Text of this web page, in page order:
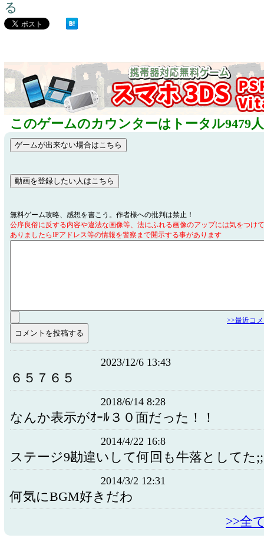
る
このゲームのカウンターはトータル9479
無料ゲーム攻略、感想を書こう。作者様への批判は禁止！
公序良俗に反する内容や違法な画像等、法にふれる画像のアップには気をつけ
ありましたらIPアドレス等の情報を警察まで開示する事があります
>>最近コ
2023/12/6 13:43
６５７６５
2018/6/14 8:28
なんか表示がｵｰﾙ３０面だった！！
2014/4/22 16:8
ステージ9勘違いして何回も牛落としてた;;
2014/3/2 12:31
何気にBGM好きだわ
>>全